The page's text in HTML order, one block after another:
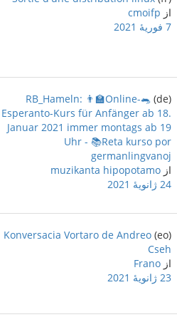
از cmoifp
7 فوریهٔ 2021
(de)
🐀RB_Hameln: 👨‍🏫Online-
Esperanto-Kurs für Anfänger ab 18.
Januar 2021 immer montags ab 19
Uhr - 📚Reta kurso por
germanlingvanoj
از muzikanta hipopotamo
24 ژانویهٔ 2021
(eo)
Konversacia Vortaro de Andreo
Cseh
از Frano
23 ژانویهٔ 2021